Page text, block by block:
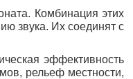
Комбинация этих
звука. Их соединят с
эффективность
рельеф местности,